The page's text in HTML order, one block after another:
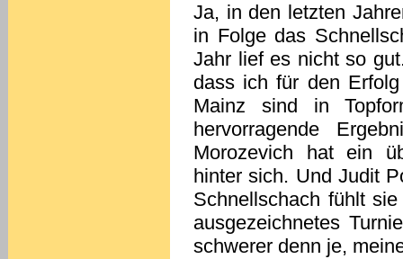
Ja, in den letzten
in Folge das
Jahr lief es nicht so
dass ich für den
Mainz sind in
hervorragende
Morozevich hat ein
hinter sich. Und Judit
Schnellschach fühlt
ausgezeichnetes
schwerer denn je,